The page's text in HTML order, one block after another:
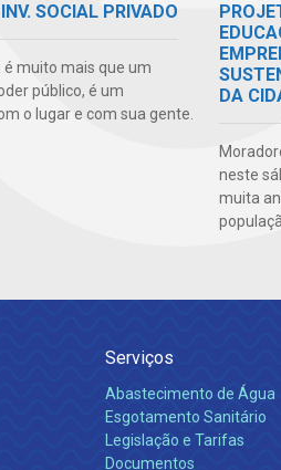
SOCIAL PRIVADO
é muito mais que um
público, é um
o lugar e com sua gente.
DA
neste
muita
Serviços
Abastecimento de Água
Esgotamento Sanitário
Legislação e Tarifas
Documentos